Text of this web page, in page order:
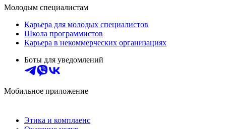
Молодым специалистам
Карьера для молодых специалистов
Школа программистов
Карьера в некоммерческих организациях
Боты для уведомлений
Мобильное приложение
Этика и комплаенс